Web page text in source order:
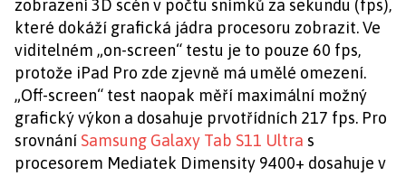
zobrazení 3D scén v počtu snímků za sekundu (fps),
které dokáží grafická jádra procesoru zobrazit. Ve
viditelném „on-screen“ testu je to pouze 60 fps,
protože iPad Pro zde zjevně má umělé omezení.
„Off-screen“ test naopak měří maximální možný
grafický výkon a dosahuje prvotřídních 217 fps. Pro
srovnání Samsung Galaxy Tab S11 Ultra s
procesorem Mediatek Dimensity 9400+ dosahuje v